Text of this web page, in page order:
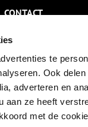
te
Ook
adverteren en
aan ze heeft
met de
CONTACT
NIEUWSBRIEF
DISCLAIMER
PRIVACY
TOEGANKELIJKHEID